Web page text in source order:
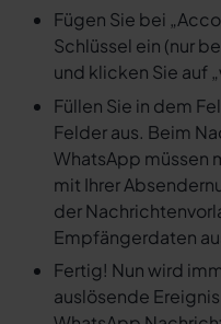
Fügen Sie bei
Schlüssel ein (nur
und klicken Sie auf
Füllen Sie in dem
Felder aus. Beim
WhatsApp müssen
mit Ihrer
der
Empfängerdaten
Fertig! Nun wird
auslösende